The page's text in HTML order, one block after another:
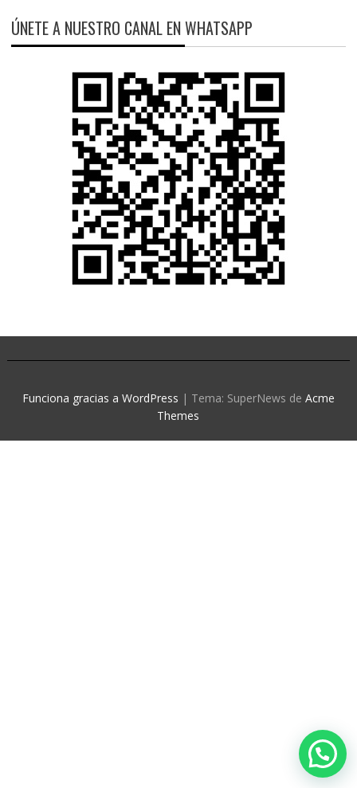
ÚNETE A NUESTRO CANAL EN WHATSAPP
Funciona gracias a WordPress | Tema: SuperNews de Acme
Themes